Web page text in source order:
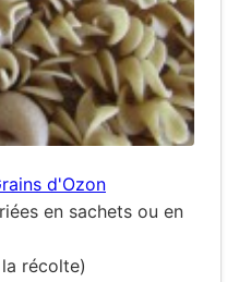
d'Ozon
en sachets ou en
récolte)